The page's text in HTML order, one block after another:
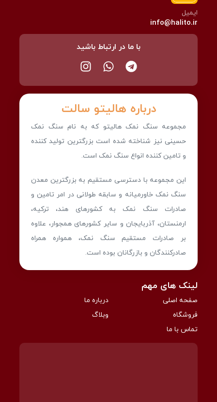
لینک های مهم
صفحه اصلی
فروشگاه
تماس با ما
درباره ما
وبلاگ
درباره هالیتو سالت
مجموعه سنگ نمک هالیتو که به نام سنگ نمک
حسینی نیز شناخته شده است بزرگترین تولید کننده
و تامین کننده انواع سنگ نمک است.
این مجموعه با دسترسی مستقیم به بزرگترین معدن
سنگ نمک خاورمیانه و سابقه طولانی در امر تامین و
صادرات سنگ نمک به کشورهای هند، ترکیه،
ارمنستان، آذربایجان و سایر کشورهای همجوار، علاوه
بر صادرات مستقیم سنگ نمک، همواره همراه
صادرکنندگان و بازرگانان بوده است.
ایمیل
info@halito.ir
با ما در ارتباط باشید